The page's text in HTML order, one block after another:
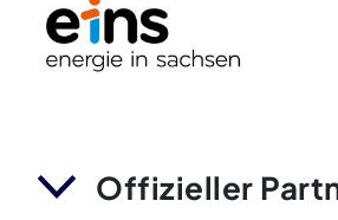
Offizieller